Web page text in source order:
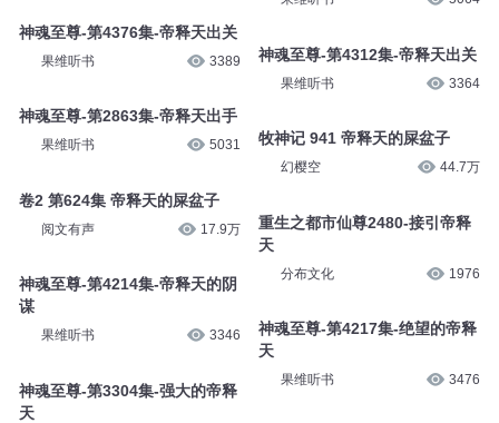
神魂至尊-第4376集-帝释天出关
果维听书 3389
神魂至尊-第2863集-帝释天出手
果维听书 5031
卷2 第624集 帝释天的屎盆子
阅文有声 17.9万
神魂至尊-第4214集-帝释天的阴
谋
果维听书 3346
神魂至尊-第3304集-强大的帝释
天
神魂至尊-第4312集-帝释天出关
果维听书 3364
牧神记 941 帝释天的屎盆子
幻樱空 44.7万
重生之都市仙尊2480-接引帝释
天
分布文化 1976
神魂至尊-第4217集-绝望的帝释
天
果维听书 3476